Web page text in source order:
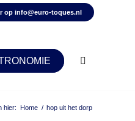
op info@euro-toques.nl
hier: Home / hop uit het dorp